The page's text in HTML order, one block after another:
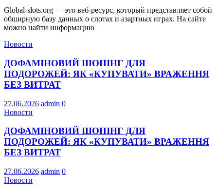
Global-slots.org — это веб-ресурс, который представляет собой
обширную базу данных о слотах и азартных играх. На сайте
можно найти информацию
Новости
ДОФАМІНОВИЙ ШОПІНГ ДЛЯ
ПОДОРОЖЕЙ: ЯК «КУПУВАТИ» ВРАЖЕННЯ
БЕЗ ВИТРАТ
27.06.2026 admin 0
Новости
ДОФАМІНОВИЙ ШОПІНГ ДЛЯ
ПОДОРОЖЕЙ: ЯК «КУПУВАТИ» ВРАЖЕННЯ
БЕЗ ВИТРАТ
27.06.2026 admin 0
Новости